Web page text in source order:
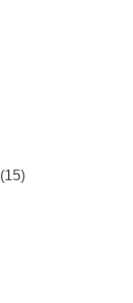
(15)